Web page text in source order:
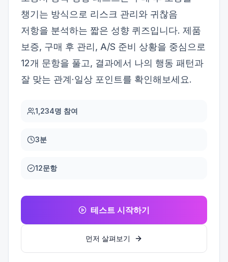
챙기는 방식으로 리스크 관리와 귀찮음
저항을 분석하는 짧은 성향 퀴즈입니다. 제품
보증, 구매 후 관리, A/S 준비 상황을 중심으로
12개 문항을 풀고, 결과에서 나의 행동 패턴과
잘 맞는 관계·일상 포인트를 확인해보세요.
1,234명 참여
3분
12문항
테스트 시작하기
먼저 살펴보기